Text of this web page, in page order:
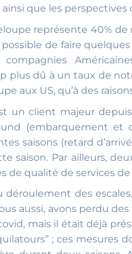
ainsi que les
représente 40% de
de faire
plus dû à un taux de
aux US, qu’à des
un client majeur
(embarquement et
saisons (retard
saison. Par ailleurs,
de qualité de services
déroulement des
aussi, avons perdu
mais il était déjà
; ces